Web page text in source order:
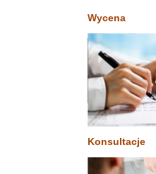
Wycena
Konsultacje